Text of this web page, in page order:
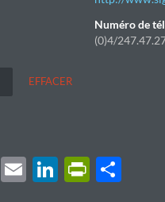
Numéro de
(0)4/
EFFACER
T
E
Li
P